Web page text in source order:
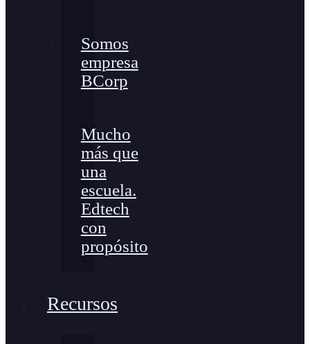
Somos
empresa
BCorp
Mucho
más que
una
escuela.
Edtech
con
propósito
Recursos